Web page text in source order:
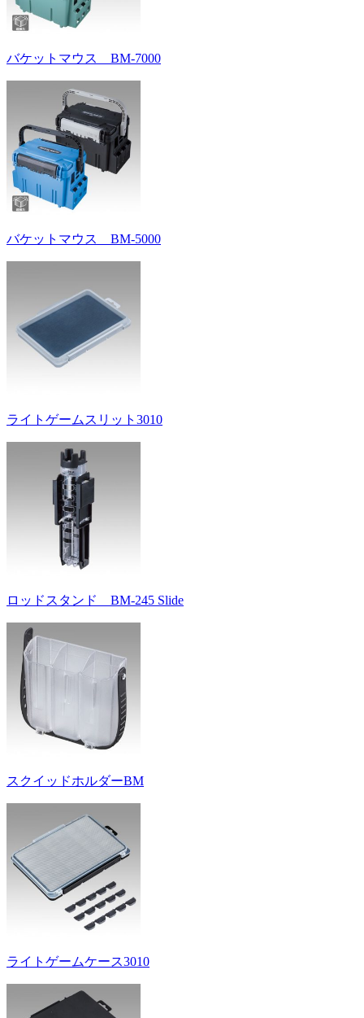
バケットマウス BM-7000
バケットマウス BM-5000
ライトゲームスリット3010
ロッドスタンド BM-245 Slide
スクイッドホルダーBM
ライトゲームケース3010